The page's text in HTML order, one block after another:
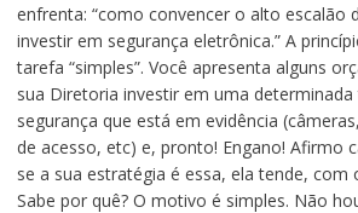
enfrenta: “como convencer o alto escalão
investir em segurança eletrônica.” A
tarefa “simples”. Você apresenta alguns
sua Diretoria investir em uma
segurança que está em evidência
de acesso, etc) e, pronto! Engano! Afirmo
se a sua estratégia é essa, ela tende, com
Sabe por quê? O motivo é simples. Não